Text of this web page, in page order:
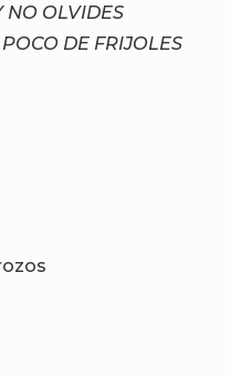
NO OLVIDES
DE FRIJOLES